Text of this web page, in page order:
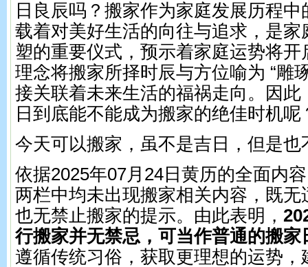
日良辰吗？搬家作为家庭发展历程
载着对美好生活的向往与追求，是家
塑的重要仪式，预示着家庭运势将
理念将搬家所择时辰与方位喻为 “雕
接关联着未来生活的福祸走向。因此
日到底能不能成为搬家的绝佳时机呢
今天可以搬家，虽不是吉日，但是也
依据2025年07月24日黄历的全面内容
两栏中均未出现搬家相关内容，既无
也无禁止搬家的提示。由此表明，
行搬家并无禁忌，可当作普通的搬家
遵循传统习俗，获取更理想的运势，